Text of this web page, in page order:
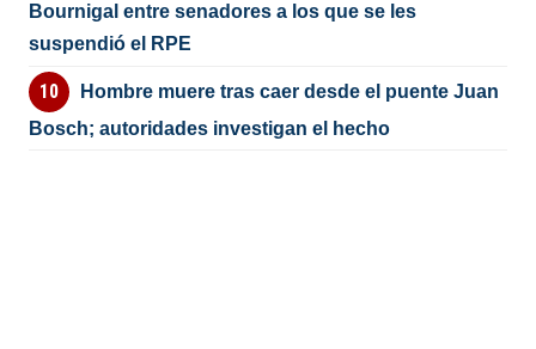
Bournigal entre senadores a los que se les
suspendió el RPE
Hombre muere tras caer desde el puente Juan
Bosch; autoridades investigan el hecho